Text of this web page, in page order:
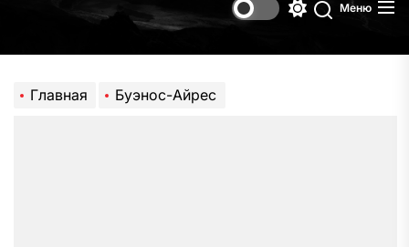
Поиск
Меню
Главная Буэнос-Айрес